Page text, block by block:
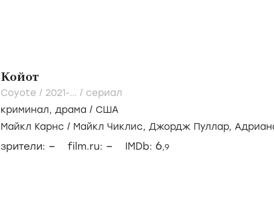
Койот
Coyote / 2021-... / сериал
криминал, драма / США
Майкл Карнс / Майкл Чиклис, Джордж Пуллар,
зрители: – film.ru: – IMDb: 6,9